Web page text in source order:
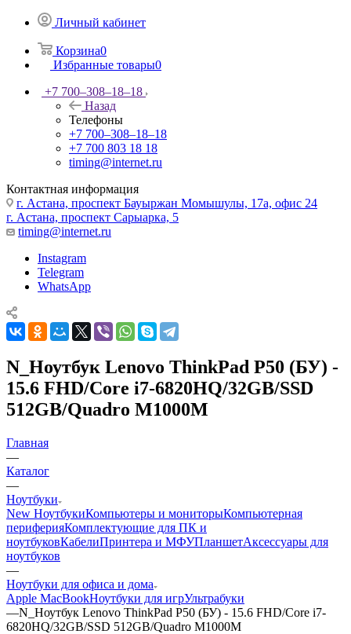
Личный кабинет
Корзина0
Избранные товары0
+7 700‒308‒18‒18
Назад
Телефоны
+7 700‒308‒18‒18
+7 700 803 18 18
timing@internet.ru
Контактная информация
г. Астана, проспект Бауыржан Момышулы, 17а, офис 24
г. Астана, проспект Сарыарка, 5
timing@internet.ru
Instagram
Telegram
WhatsApp
N_Ноутбук Lenovo ThinkPad P50 (БУ) -
15.6 FHD/Core i7-6820HQ/32GB/SSD
512GB/Quadro M1000M
Главная
—
Каталог
—
Ноутбуки
New НоутбукиКомпьютеры и мониторыКомпьютерная
периферияКомплектующие для ПК и
ноутбуковКабелиПринтера и МФУПланшетАксессуары для
ноутбуков
—
Ноутбуки для офиса и дома
Apple MacBookНоутбуки для игрУльтрабуки
—N_Ноутбук Lenovo ThinkPad P50 (БУ) - 15.6 FHD/Core i7-
6820HQ/32GB/SSD 512GB/Quadro M1000M